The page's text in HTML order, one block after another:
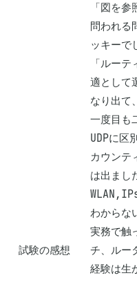
試験の感想
「図を
問われる
ッキーで
「ルー
適として
なり出て
一度目も
UDPに区
カウンテ
は出まし
わからな
実務で触
チ、ルー
経験は生